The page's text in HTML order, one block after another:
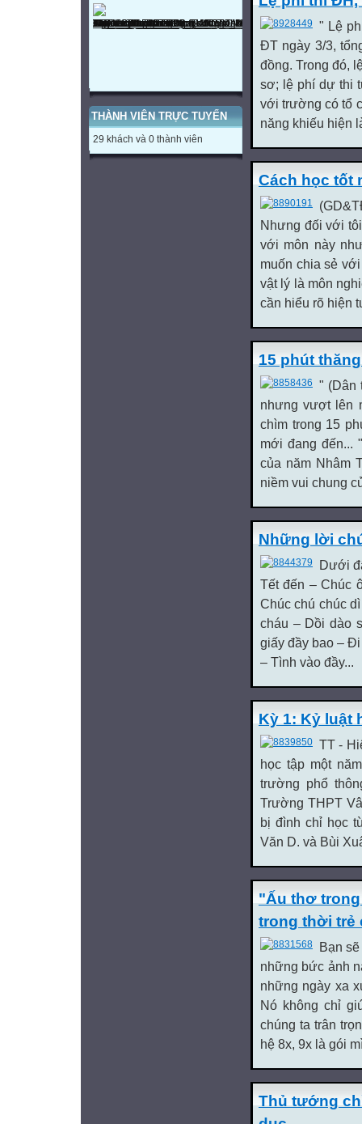
THÀNH VIÊN TRỰC TUYẾN
29 khách và 0 thành viên
" Lệ
ĐT ngày 3/3,
đồng. Trong đó,
sơ; lệ phí dự thi
với trường có tổ
năng khiếu hiện
Cách học tốt
Nhưng đối với
với môn này
muốn chia sẻ
vật lý là môn
cần hiểu rõ hiện
15 phút
" (Dân
nhưng vượt lên
chìm trong 15
mới đang đến...
của năm Nhâm
niềm vui chung
Những lời
Dưới
Tết đến – Chúc
Chúc chú chúc
cháu – Dồi dào
giấy đầy bao –
– Tình vào đầy...
Kỳ 1: Kỷ luật
TT -
học tập một
trường phổ
Trường THPT
bị đình chỉ học
Văn D. và Bùi
"Ấu thơ
trong thời trẻ
Bạn
những bức ảnh
những ngày xa
Nó không chỉ
chúng ta trân
hệ 8x, 9x là gói
Thủ tướng